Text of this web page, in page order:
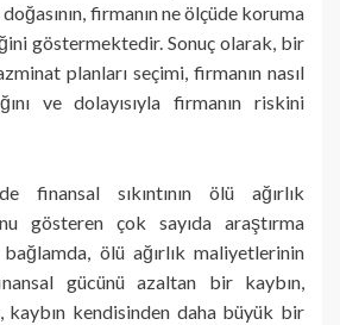
firmanın ne ölçüde koruma
göstermektedir. Sonuç olarak, bir
planları seçimi, firmanın nasıl
ve dolayısıyla firmanın riskini
finansal sıkıntının ölü ağırlık
gösteren çok sayıda araştırma
ölü ağırlık maliyetlerinin
gücünü azaltan bir kaybın,
kaybın kendisinden daha büyük bir